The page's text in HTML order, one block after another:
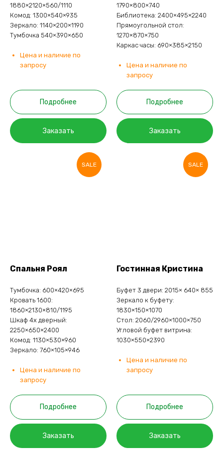
1880×2120×560/1110
Комод: 1300×540×935
Зеркало: 1140×200×1190
Тумбочка 540×390×650
Цена и наличие по
запросу
Подробнее
Заказать
1790×800×740
Библиотека: 2400×495×2240
Прямоугольной стол:
1270×870×750
Каркас часы: 690×385×2150
Цена и наличие по
запросу
Подробнее
Заказать
SALE
Спальня Роял
Тумбочка: 600×420×695
Кровать 1600:
1860×2130×810/1195
Шкаф 4х дверный:
2250×650×2400
Комод: 1130×530×960
Зеркало: 760×105×946
Цена и наличие по
запросу
Подробнее
Заказать
SALE
Гостинная Кристина
Буфет 3 двери: 2015× 640× 855
Зеркало к буфету:
1830×150×1070
Стол: 2060/2960×1000×750
Угловой буфет витрина:
1030×550×2390
Цена и наличие по
запросу
Подробнее
Заказать